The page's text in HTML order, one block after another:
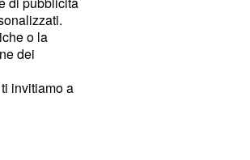
o la
dei
invitiamo a